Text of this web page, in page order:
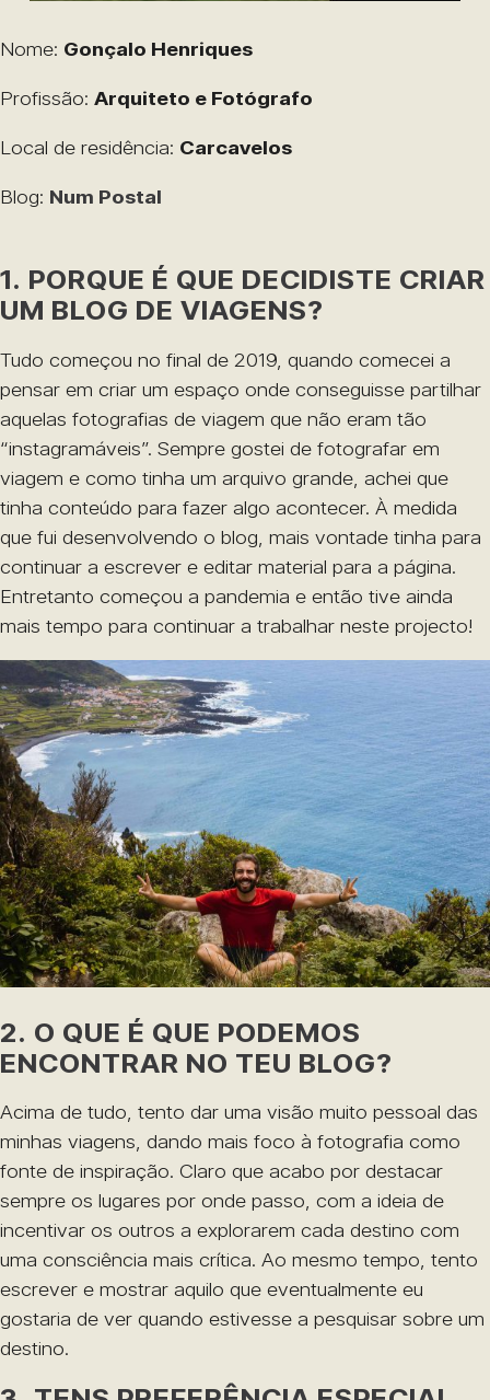
Nome: Gonçalo Henriques
Profissão: Arquiteto e Fotógrafo
Local de residência: Carcavelos
Blog: Num Postal
1. PORQUE É QUE DECIDISTE CRIAR
UM BLOG DE VIAGENS?
Tudo começou no final de 2019, quando comecei a
pensar em criar um espaço onde conseguisse partilhar
aquelas fotografias de viagem que não eram tão
“instagramáveis”. Sempre gostei de fotografar em
viagem e como tinha um arquivo grande, achei que
tinha conteúdo para fazer algo acontecer. À medida
que fui desenvolvendo o blog, mais vontade tinha para
continuar a escrever e editar material para a página.
Entretanto começou a pandemia e então tive ainda
mais tempo para continuar a trabalhar neste projecto!
2. O QUE É QUE PODEMOS
ENCONTRAR NO TEU BLOG?
Acima de tudo, tento dar uma visão muito pessoal das
minhas viagens, dando mais foco à fotografia como
fonte de inspiração. Claro que acabo por destacar
sempre os lugares por onde passo, com a ideia de
incentivar os outros a explorarem cada destino com
uma consciência mais crítica. Ao mesmo tempo, tento
escrever e mostrar aquilo que eventualmente eu
gostaria de ver quando estivesse a pesquisar sobre um
destino.